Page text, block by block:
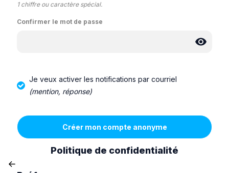
1 chiffre ou caractère spécial.
Confirmer le mot de passe
Je veux activer les notifications par courriel
(mention, réponse)
Politique de confidentialité